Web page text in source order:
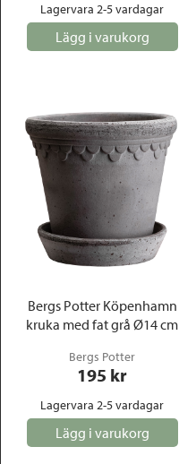
Lagervara 2-5 vardagar
Lägg i varukorg
Bergs Potter Köpenhamn
kruka med fat grå Ø14 cm
Bergs Potter
195 kr
Lagervara 2-5 vardagar
Lägg i varukorg